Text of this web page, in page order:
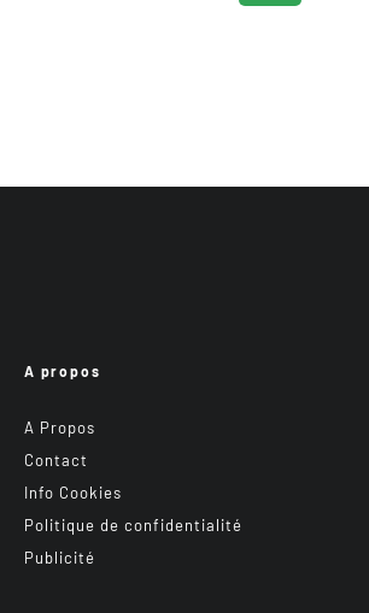
A propos
A Propos
Contact
Info Cookies
Politique de confidentialité
Publicité